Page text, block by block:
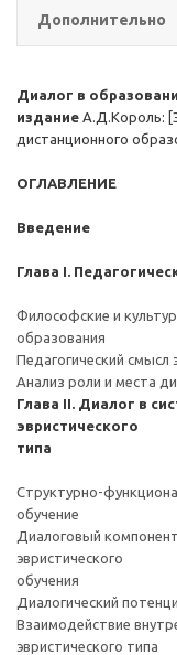
Дополнительно
Диалог в
издание А.Д.Король:
дистанционного
ОГЛАВЛЕНИЕ
Введение
Глава I.
Философские и
образования
Педагогический смысл
Анализ роли и места
Глава II. Диалог в
эвристического
типа
Структурно-
обучение
Диалоговый
эвристического
обучения
Диалогический
Взаимодействие
эвристического типа